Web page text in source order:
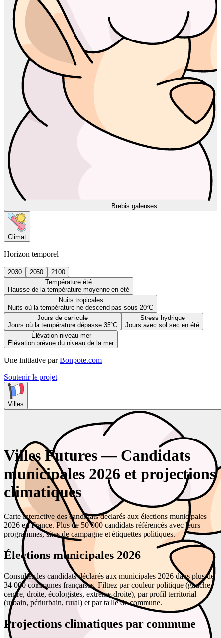
Brebis galeuses
Climat
Horizon temporel
2030 2050
2100
Température été
Hausse de la température moyenne en été
Nuits tropicales
Nuits où la température ne descend pas sous 20°C
Jours de canicule
Jours où la température dépasse 35°C
Stress hydrique
Jours avec sol sec en été
Élévation niveau mer
Élévation prévue du niveau de la mer
Une initiative par Bonpote.com
Soutenir le projet
Villes
Villes Futures — Candidats
municipales 2026 et projections
climatiques
Carte interactive des candidats déclarés aux élections municipales
2026 en France. Plus de 50 000 candidats référencés avec leurs
programmes, sites de campagne et étiquettes politiques.
Élections municipales 2026
Consultez les candidats déclarés aux municipales 2026 dans plus de
34 000 communes françaises. Filtrez par couleur politique (gauche,
centre, droite, écologistes, extrême-droite), par profil territorial
(urbain, périurbain, rural) et par taille de commune.
Projections climatiques par commune